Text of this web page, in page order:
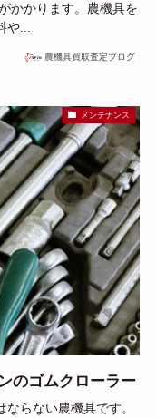
かかります。農機具を
...
農機具買取査定ブログ
メンテナンス
のゴムクローラー
らない農機具です。